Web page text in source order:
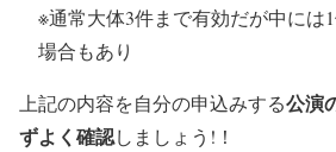
※通常大体3件まで有効だが中には
場合もあり
上記の内容を自分の申込みする公演
ずよく確認しましょう!！